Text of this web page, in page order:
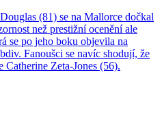
(81) se na Mallorce dočkal
než prestižní ocenění ale
se po jeho boku objevila na
Fanoušci se navíc shodují, že
Catherine Zeta-Jones (56).